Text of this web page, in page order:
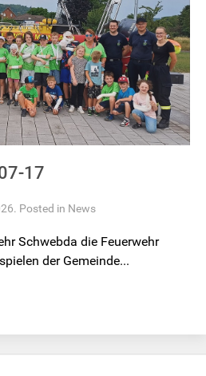
17
Posted in News
Schwebda die Feuerwehr
der Gemeinde...